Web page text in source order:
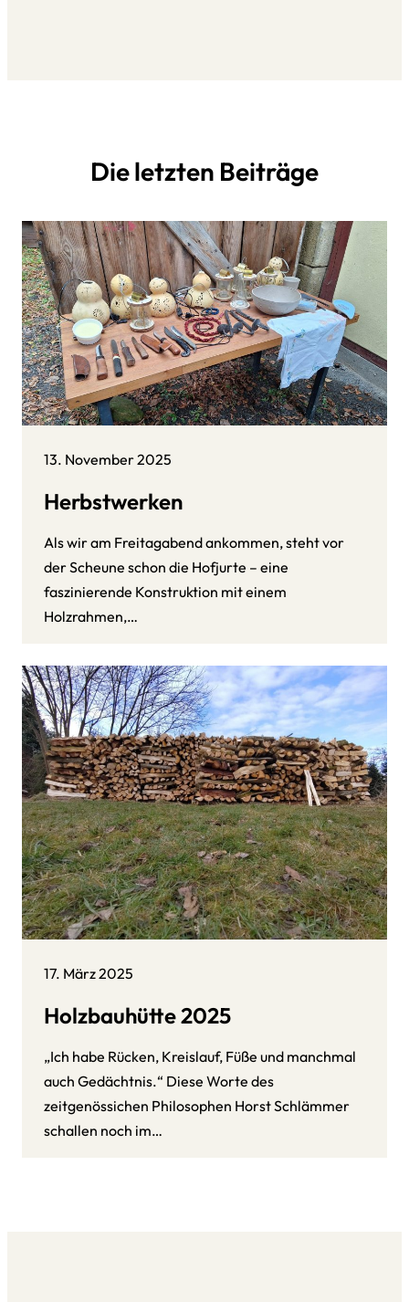
Die letzten Beiträge
13. November 2025
Herbstwerken
Als wir am Freitagabend ankommen, steht vor
der Scheune schon die Hofjurte – eine
faszinierende Konstruktion mit einem
Holzrahmen,…
17. März 2025
Holzbauhütte 2025
„Ich habe Rücken, Kreislauf, Füße und manchmal
auch Gedächtnis.“ Diese Worte des
zeitgenössichen Philosophen Horst Schlämmer
schallen noch im…